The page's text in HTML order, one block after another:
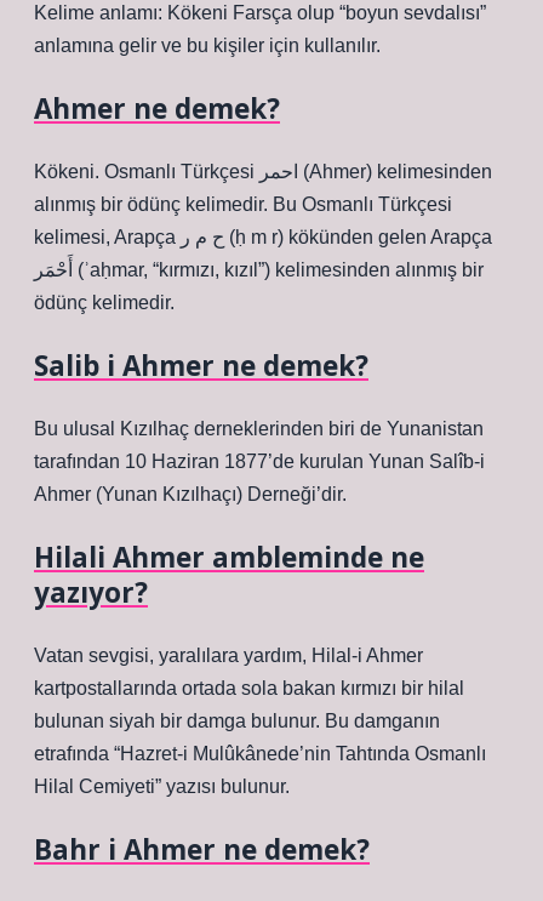
Kelime anlamı: Kökeni Farsça olup “boyun sevdalısı”
anlamına gelir ve bu kişiler için kullanılır.
Ahmer ne demek?
Kökeni. Osmanlı Türkçesi احمر (Ahmer) kelimesinden
alınmış bir ödünç kelimedir. Bu Osmanlı Türkçesi
kelimesi, Arapça ح م ر‎ (ḥ m r) kökünden gelen Arapça
أَحْمَر‎ (ʾaḥmar, “kırmızı, kızıl”) kelimesinden alınmış bir
ödünç kelimedir.
Salib i Ahmer ne demek?
Bu ulusal Kızılhaç derneklerinden biri de Yunanistan
tarafından 10 Haziran 1877’de kurulan Yunan Salîb-i
Ahmer (Yunan Kızılhaçı) Derneği’dir.
Hilali Ahmer ambleminde ne
yazıyor?
Vatan sevgisi, yaralılara yardım, Hilal-i Ahmer
kartpostallarında ortada sola bakan kırmızı bir hilal
bulunan siyah bir damga bulunur. Bu damganın
etrafında “Hazret-i Mulûkânede’nin Tahtında Osmanlı
Hilal Cemiyeti” yazısı bulunur.
Bahr i Ahmer ne demek?